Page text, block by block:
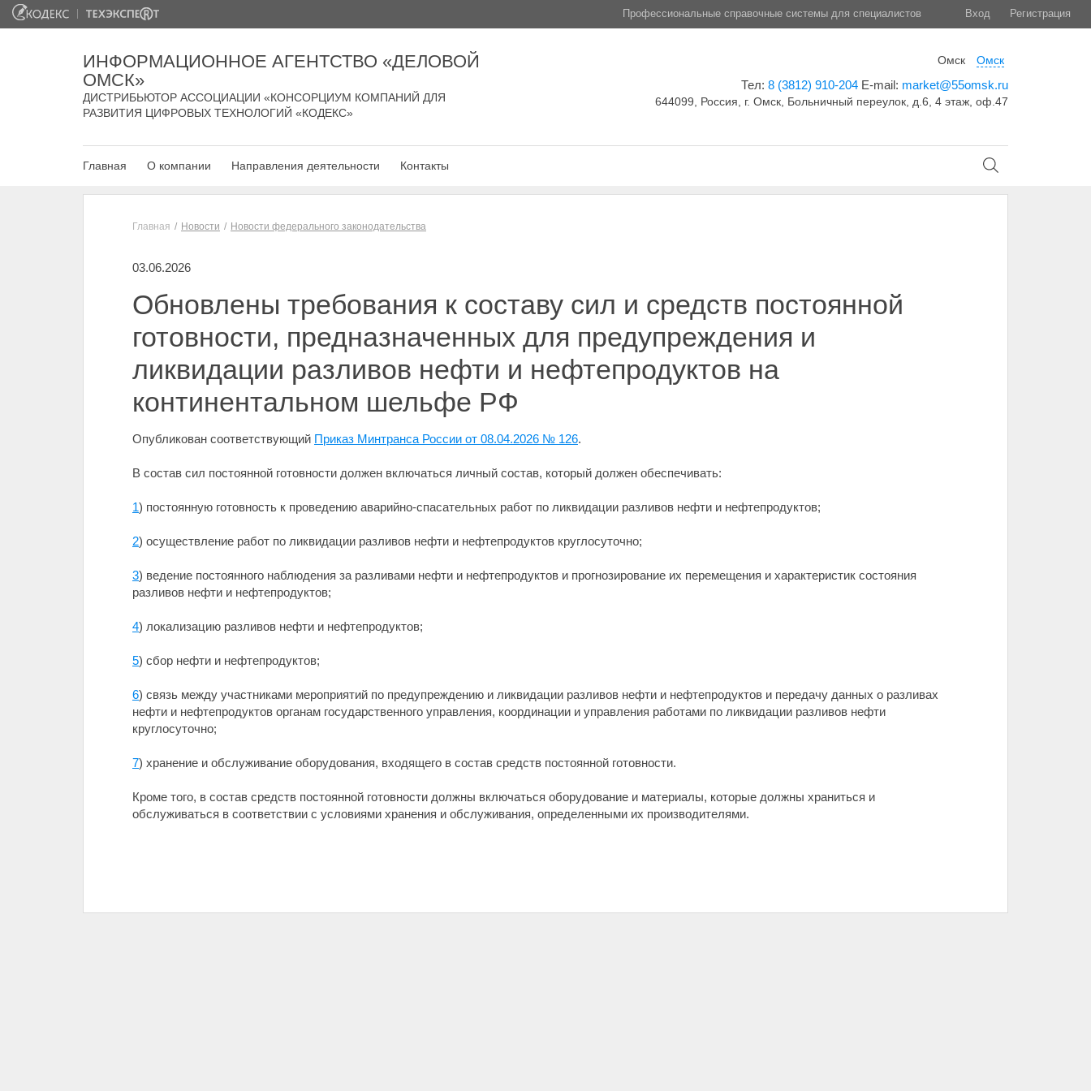
Профессиональные справочные системы для специалистов Вход Регистрация
ИНФОРМАЦИОННОЕ АГЕНТСТВО «ДЕЛОВОЙ
ОМСК»
ДИСТРИБЬЮТОР АССОЦИАЦИИ «КОНСОРЦИУМ КОМПАНИЙ ДЛЯ
РАЗВИТИЯ ЦИФРОВЫХ ТЕХНОЛОГИЙ «КОДЕКС»
Омск Омск
Тел: 8 (3812) 910-204 E-mail: market@55omsk.ru
644099, Россия, г. Омск, Больничный переулок, д.6, 4 этаж, оф.47
Главная О компании Направления деятельности Контакты
Главная Новости Новости федерального законодательства
03.06.2026
Обновлены требования к составу сил и средств постоянной
готовности, предназначенных для предупреждения и
ликвидации разливов нефти и нефтепродуктов на
континентальном шельфе РФ
Опубликован соответствующий Приказ Минтранса России от 08.04.2026 № 126.
В состав сил постоянной готовности должен включаться личный состав, который должен обеспечивать:
1) постоянную готовность к проведению аварийно-спасательных работ по ликвидации разливов нефти и нефтепродуктов;
2) осуществление работ по ликвидации разливов нефти и нефтепродуктов круглосуточно;
3) ведение постоянного наблюдения за разливами нефти и нефтепродуктов и прогнозирование их перемещения и характеристик состояния
разливов нефти и нефтепродуктов;
4) локализацию разливов нефти и нефтепродуктов;
5) сбор нефти и нефтепродуктов;
6) связь между участниками мероприятий по предупреждению и ликвидации разливов нефти и нефтепродуктов и передачу данных о разливах
нефти и нефтепродуктов органам государственного управления, координации и управления работами по ликвидации разливов нефти
круглосуточно;
7) хранение и обслуживание оборудования, входящего в состав средств постоянной готовности.
Кроме того, в состав средств постоянной готовности должны включаться оборудование и материалы, которые должны храниться и
обслуживаться в соответствии с условиями хранения и обслуживания, определенными их производителями.